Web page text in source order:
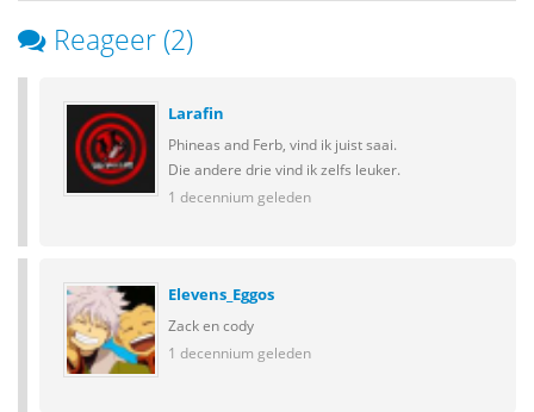
Reageer (2)
Larafin
Phineas and Ferb, vind ik juist saai.
Die andere drie vind ik zelfs leuker.
1 decennium geleden
Elevens_Eggos
Zack en cody
1 decennium geleden